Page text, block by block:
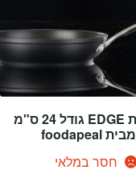
מחבת EDGE גודל 24 ס"מ
מבית foodapeal
חסר במלאי